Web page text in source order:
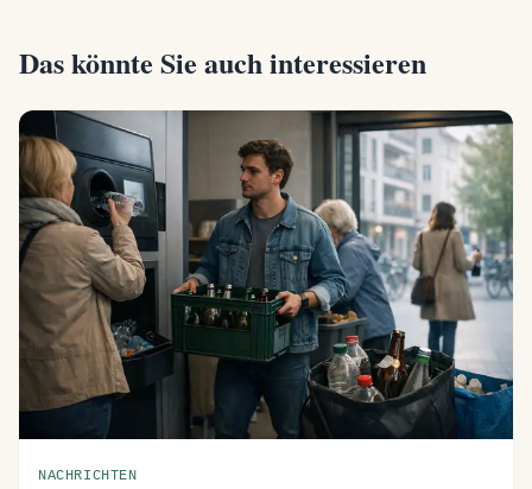
Das könnte Sie auch interessieren
NACHRICHTEN